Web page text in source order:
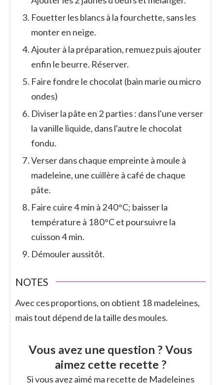
Fouetter les blancs à la fourchette, sans les
monter en neige.
Ajouter à la préparation, remuez puis ajouter
enfin le beurre. Réserver.
Faire fondre le chocolat (bain marie ou micro
ondes)
Diviser la pâte en 2 parties : dans l'une verser
la vanille liquide, dans l'autre le chocolat
fondu.
Verser dans chaque empreinte à moule à
madeleine, une cuillère à café de chaque
pâte.
Faire cuire 4 min à 240°C; baisser la
température à 180°C et poursuivre la
cuisson 4 min.
Démouler aussitôt.
NOTES
Avec ces proportions, on obtient 18 madeleines,
mais tout dépend de la taille des moules.
Vous avez une question ? Vous
aimez cette recette ?
Si vous avez aimé ma recette de Madeleines